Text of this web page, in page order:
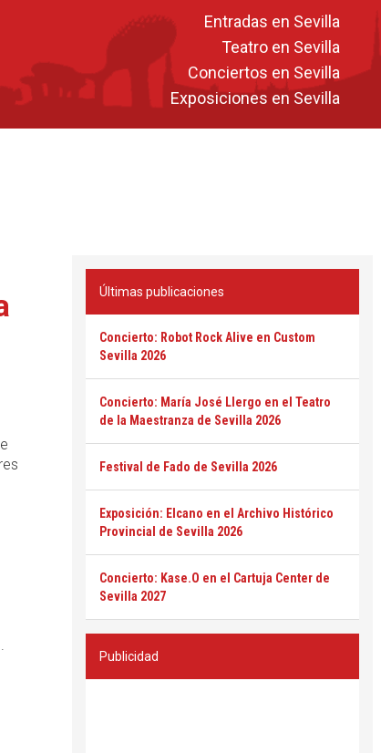
Entradas en Sevilla
Teatro en Sevilla
Conciertos en Sevilla
Exposiciones en Sevilla
.
Últimas publicaciones
Concierto: Robot Rock Alive en Custom
Sevilla 2026
Concierto: María José Llergo en el Teatro
de la Maestranza de Sevilla 2026
Festival de Fado de Sevilla 2026
Exposición: Elcano en el Archivo Histórico
Provincial de Sevilla 2026
Concierto: Kase.O en el Cartuja Center de
Sevilla 2027
Publicidad